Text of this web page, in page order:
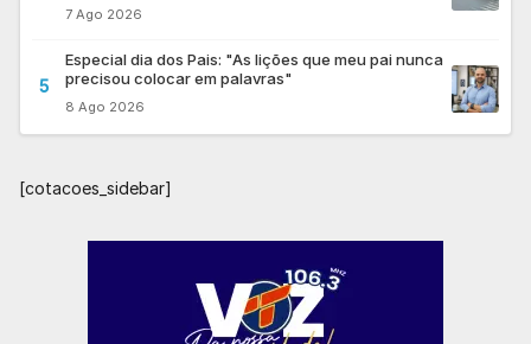
7 Ago 2026
5
Especial dia dos Pais: "As lições que meu pai nunca
precisou colocar em palavras"
8 Ago 2026
[cotacoes_sidebar]